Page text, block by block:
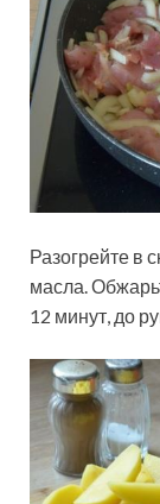
Разогрейте в
масла.
12 минут, до